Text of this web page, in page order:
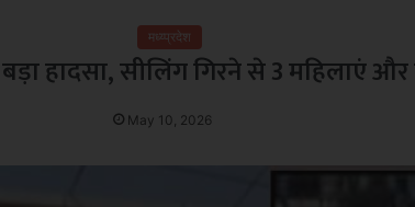
मध्य्प्रदेश
हादसा, सीलिंग गिरने से 3 महिलाएं
May 10, 2026